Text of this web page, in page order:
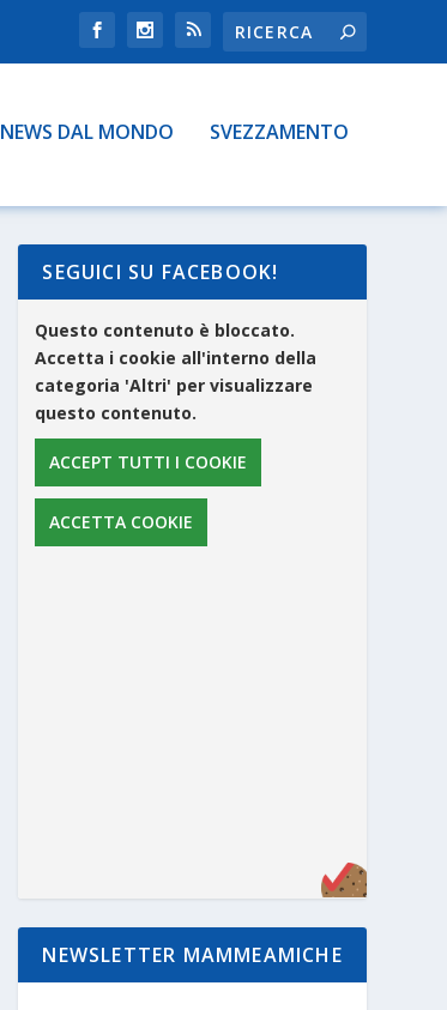
NEWS DAL MONDO SVEZZAMENTO
SEGUICI SU FACEBOOK!
Questo contenuto è bloccato.
Accetta i cookie all'interno della
categoria 'Altri' per visualizzare
questo contenuto.
ACCEPT TUTTI I COOKIE
ACCETTA COOKIE
NEWSLETTER MAMMEAMICHE